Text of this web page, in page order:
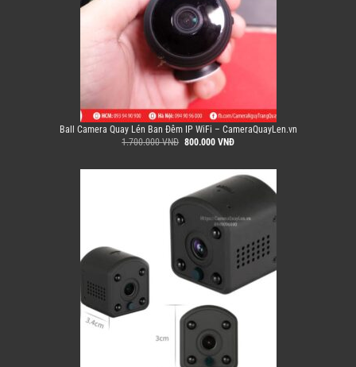
Ball Camera Quay Lén Ban Đêm IP WiFi – CameraQuayLen.vn
1.700.000VNĐ Giá
1.700.000 VNĐ.
800.000 VNĐGiá
là:
800.000 VNĐ.